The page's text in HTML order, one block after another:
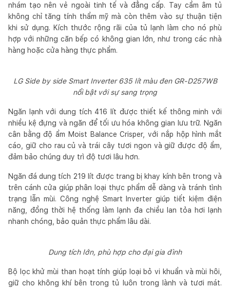
nhám tạo nên vẻ ngoài tinh tế và đẳng cấp. Tay cầm âm tủ
không chỉ tăng tính thẩm mỹ mà còn thêm vào sự thuận tiện
khi sử dụng. Kích thước rộng rãi của tủ lạnh làm cho nó phù
hợp với những căn bếp có không gian lớn, như trong các nhà
hàng hoặc cửa hàng thực phẩm.
LG Side by side Smart Inverter 635 lít màu đen GR-D257WB
nổi bật với sự sang trọng
Ngăn lạnh với dung tích 416 lít được thiết kế thông minh với
nhiều kệ đựng và ngăn để tối ưu hóa không gian lưu trữ. Ngăn
cân bằng độ ẩm Moist Balance Crisper, với nắp hộp hình mắt
cáo, giữ cho rau củ và trái cây tươi ngon và giữ được độ ẩm,
đảm bảo chúng duy trì độ tươi lâu hơn.
Ngăn đá dung tích 219 lít được trang bị khay kính bên trong và
trên cánh cửa giúp phân loại thực phẩm dễ dàng và tránh tình
trạng lẫn mùi. Công nghệ Smart Inverter giúp tiết kiệm điện
năng, đồng thời hệ thống làm lạnh đa chiều lan tỏa hơi lạnh
nhanh chóng, bảo quản thực phẩm lâu dài.
Dung tích lớn, phù hợp cho đại gia đình
Bộ lọc khử mùi than hoạt tính giúp loại bỏ vi khuẩn và mùi hôi,
giữ cho không khí bên trong tủ luôn trong lành và tươi mát.